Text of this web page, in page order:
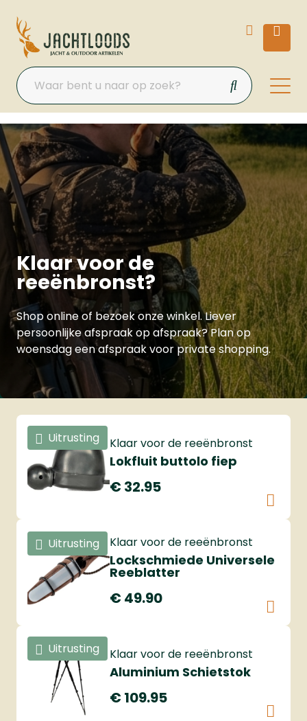
Klaar voor de
reeënbronst?
Shop online of bezoek onze winkel. Liever
persoonlijke afspraak op afspraak? Plan op
woensdag een afspraak voor private shopping.
Bekijk alle luchtbuksen
Uitrusting Klaar voor de reeënbronst
Lokfluit buttolo fiep
€ 32.95
Uitrusting Klaar voor de reeënbronst
Lockschmiede Universele
Reeblatter
€ 49.90
Uitrusting Klaar voor de reeënbronst
Aluminium Schietstok
€ 109.95